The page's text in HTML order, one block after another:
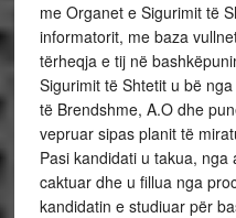
me Organet e Sigurimit të
informatorit, me baza
tërheqja e tij në
Sigurimit të Shtetit u bë
të Brendshme, A.O dhe
vepruar sipas planit të
Pasi kandidati u takua,
caktuar dhe u fillua nga
kandidatin e studiuar për